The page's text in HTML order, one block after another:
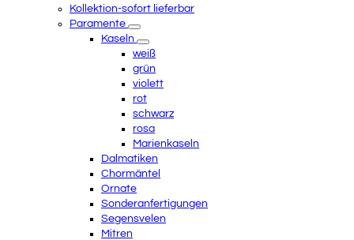
Kollektion-sofort lieferbar
Paramente
Kaseln
weiß
grün
violett
rot
schwarz
rosa
Marienkaseln
Dalmatiken
Chormäntel
Ornate
Sonderanfertigungen
Segensvelen
Mitren